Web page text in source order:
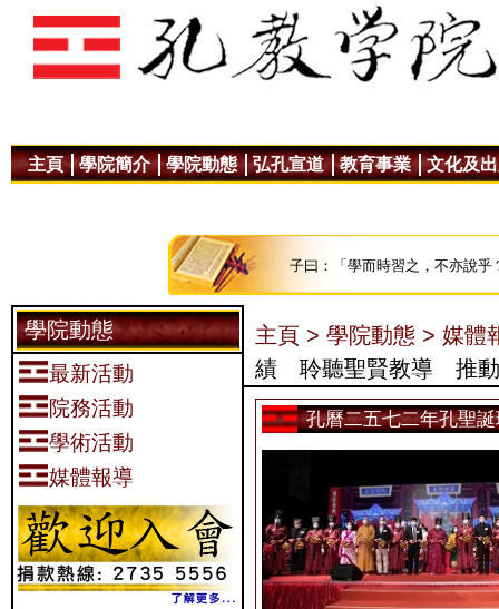
主頁 學院簡介 學院動態 弘孔宣道 教育事業 文化及
子曰：「學而時習之，不亦說
學院動態
最新活動
院務活動
學術活動
媒體報導
主頁 > 學院動態 > 媒體
績 聆聽聖賢教導 推動
孔曆二五七二年孔聖